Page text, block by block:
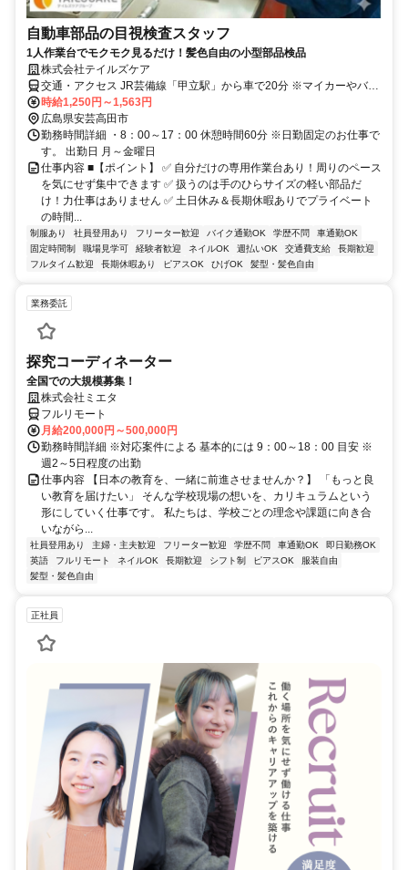
自動車部品の目視検査スタッフ
1人作業台でモクモク見るだけ！髪色自由の小型部品検品
株式会社テイルズケア
交通・アクセス JR芸備線「甲立駅」から車で20分 ※マイカーやバイ
クでの通勤が便利です。
時給1,250円～1,563円
広島県安芸高田市
勤務時間詳細 ・8：00～17：00 休憩時間60分 ※日勤固定のお仕事で
す。 出勤日 月～金曜日
仕事内容 ■【ポイント】 ✅ 自分だけの専用作業台あり！周りのペース
を気にせず集中できます ✅ 扱うのは手のひらサイズの軽い部品だ
け！力仕事はありません ✅ 土日休み＆長期休暇ありでプライベート
の時間...
制服あり 社員登用あり フリーター歓迎 バイク通勤OK 学歴不問
車通勤OK
固定時間制
職場見学可 経験者歓迎 ネイルOK 週払いOK 交通費支給
長期歓迎
フルタイム歓迎
長期休暇あり ピアスOK ひげOK 髪型・髪色自由
業務委託
探究コーディネーター
全国での大規模募集！
株式会社ミエタ
フルリモート
月給200,000円～500,000円
勤務時間詳細 ※対応案件による 基本的には 9：00～18：00 目安 ※
週2～5日程度の出勤
仕事内容 【日本の教育を、一緒に前進させませんか？】 「もっと良
い教育を届けたい」 そんな学校現場の想いを、カリキュラムという
形にしていく仕事です。 私たちは、学校ごとの理念や課題に向き合
いながら...
社員登用あり 主婦・主夫歓迎 フリーター歓迎 学歴不問 車通勤OK
即日勤務OK
英語
フルリモート ネイルOK 長期歓迎 シフト制 ピアスOK
服装自由
髪型・髪色自由
正社員